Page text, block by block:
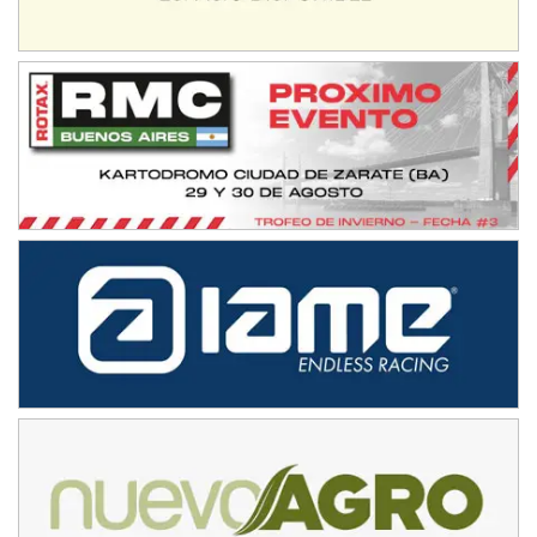
KDO - F6
Ciudad de Trenque Lauquen (Asfalto)
Trenque Lauquen (Buenos Aires)
ENTRERRIANO - F6 (POSTERGADA)
Parque de la Velocidad (Asfalto)
Villaguay (Entre Ríos)
VICTORIENSE - F7
El Cerro (Tierra)
Victoria (Entre Ríos)
PATAGONICO - F6
Moto Club Reginense (Tierra)
Humboldt (Santa Fe)